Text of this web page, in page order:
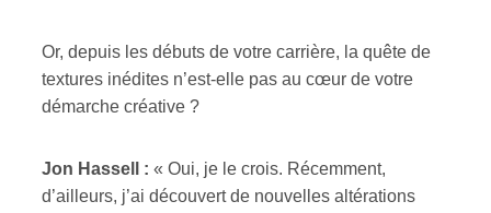
Or, depuis les débuts de votre carrière, la quête de
textures inédites n’est-elle pas au cœur de votre
démarche créative ?
Jon Hassell : « Oui, je le crois. Récemment,
d’ailleurs, j’ai découvert de nouvelles altérations